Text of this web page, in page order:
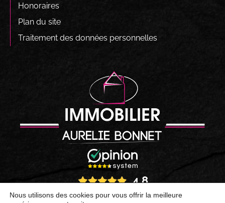
Honoraires
Plan du site
Traitement des données personnelles
4.8
Nous utilisons des cookies pour vous offrir la meilleure